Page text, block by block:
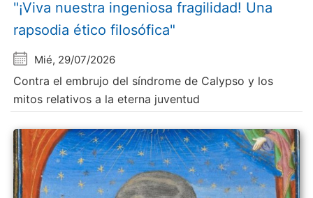
"¡Viva nuestra ingeniosa fragilidad! Una
rapsodia ético filosófica"
Mié, 29/07/2026
Contra el embrujo del síndrome de Calypso y los
mitos relativos a la eterna juventud